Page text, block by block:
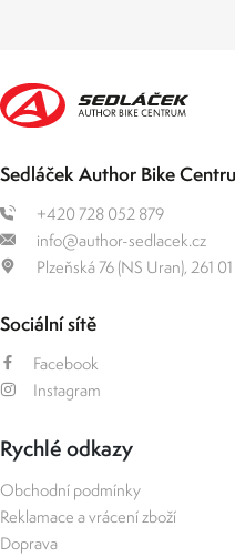
Sedláček Author Bike
+420 728 052 879
info@author-sedlacek.cz
Plzeňská 76 (NS Uran), 261
Sociální sítě
Facebook
Instagram
Rychlé odkazy
Obchodní podmínky
Reklamace a vrácení zboží
Doprava